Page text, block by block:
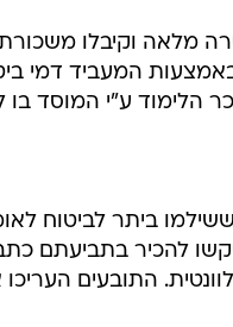
מלאה וקיבלו
המעביד דמי
הלימוד ע"י המוסד בו
ביתר לביטוח
אף ביקשו להכיר
התובעים